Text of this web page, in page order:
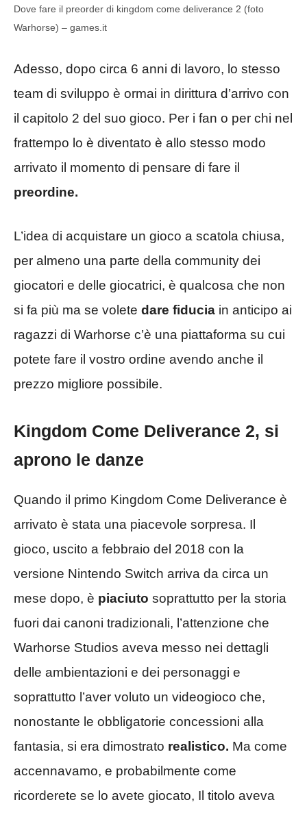
Dove fare il preorder di kingdom come deliverance 2 (foto
Warhorse) – games.it
Adesso, dopo circa 6 anni di lavoro, lo stesso
team di sviluppo è ormai in dirittura d’arrivo con
il capitolo 2 del suo gioco. Per i fan o per chi nel
frattempo lo è diventato è allo stesso modo
arrivato il momento di pensare di fare il
preordine.
L’idea di acquistare un gioco a scatola chiusa,
per almeno una parte della community dei
giocatori e delle giocatrici, è qualcosa che non
si fa più ma se volete dare fiducia in anticipo ai
ragazzi di Warhorse c’è una piattaforma su cui
potete fare il vostro ordine avendo anche il
prezzo migliore possibile.
Kingdom Come Deliverance 2, si
aprono le danze
Quando il primo Kingdom Come Deliverance è
arrivato è stata una piacevole sorpresa. Il
gioco, uscito a febbraio del 2018 con la
versione Nintendo Switch arriva da circa un
mese dopo, è piaciuto soprattutto per la storia
fuori dai canoni tradizionali, l’attenzione che
Warhorse Studios aveva messo nei dettagli
delle ambientazioni e dei personaggi e
soprattutto l’aver voluto un videogioco che,
nonostante le obbligatorie concessioni alla
fantasia, si era dimostrato realistico. Ma come
accennavamo, e probabilmente come
ricorderete se lo avete giocato, Il titolo aveva